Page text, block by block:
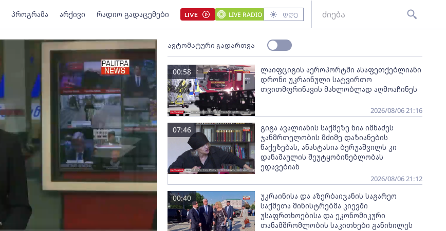
პროგრამა არქივი რადიო გადაცემები LIVE LIVE RADIO დღე
ავტომატური გადართვა
ლაიფციგის აეროპორტში ასაფეთქებლიანი
დრონი უკრაინული სატვირთო
თვითმფრინავის მახლობლად აღმოაჩინეს
00:58
2026/08/06 21:16
გიგა ავალიანის საქმეზე ნია იმნაძეს
ჯანმრთელობის მძიმე დაზიანების
წაქეზებას, ანასტასია ბერუაშვილს კი
დანაშაულის შეუტყობინებლობას
ედავებიან
07:46
2026/08/06 21:12
უკრაინისა და აზერბაიჯანის საგარეო
საქმეთა მინისტრებმა კიევში
უსაფრთხოებისა და ეკონომიკური
თანამშრომლობის საკითხები განიხილეს
00:40